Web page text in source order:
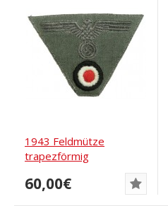
1943 Feldmütze
trapezförmig
60,00€